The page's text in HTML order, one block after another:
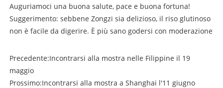
Auguriamoci una buona salute, pace e buona fortuna!
Suggerimento: sebbene Zongzi sia delizioso, il riso glutinoso
non è facile da digerire. È più sano godersi con moderazione
Precedente:Incontrarsi alla mostra nelle Filippine il 19
maggio
Prossimo:Incontrarsi alla mostra a Shanghai l'11 giugno